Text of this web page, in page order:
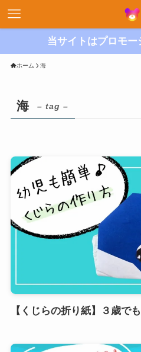
当サイトはプロモ
ホーム 海
海 – tag –
【くじらの折り紙】３歳で